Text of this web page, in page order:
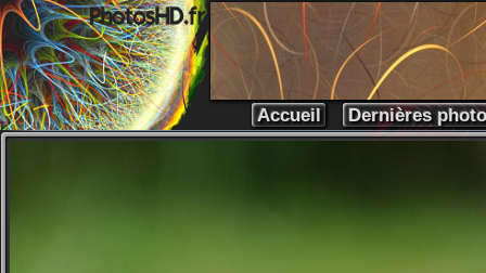
Accueil Dernières